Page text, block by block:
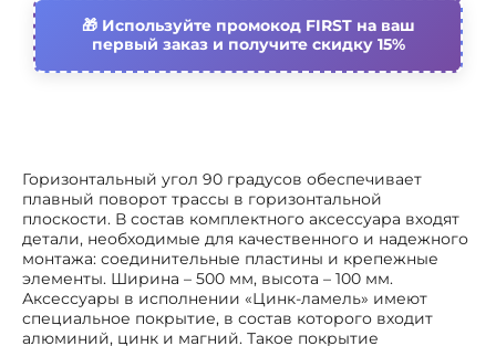
Горизонтальный угол 90 градусов обеспечивает
плавный поворот трассы в горизонтальной
плоскости. В состав комплектного аксессуара входят
детали, необходимые для качественного и надежного
монтажа: соединительные пластины и крепежные
элементы. Ширина – 500 мм, высота – 100 мм.
Аксессуары в исполнении «Цинк-ламель» имеют
специальное покрытие, в состав которого входит
алюминий, цинк и магний. Такое покрытие
профиль
Защитное покрытие поверхности
Цинк-ламельное
покрытие
целостности цепи
(огнестойкость)
Внутр. радиус 300 мм
Исполнение изгиба
Используйте промокод FIRST на ваш
первый заказ и получите скидку 15%